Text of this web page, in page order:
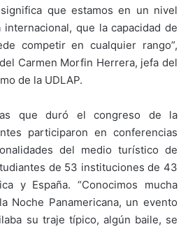
que estamos en un nivel
que la capacidad de
competir en cualquier rango”,
Carmen Morfin Herrera, jefa del
de la UDLAP.
que duró el congreso de la
participaron en conferencias
del medio turístico de
de 53 instituciones de 43
y España. “Conocimos mucha
Noche Panamericana, un evento
su traje típico, algún baile, se